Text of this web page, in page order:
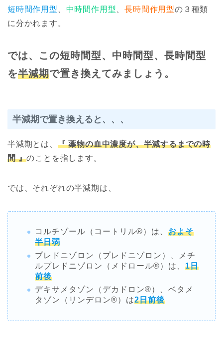
短時間作用型
中時間作用型 、長時間作用型の３種類
に分かれます。
では、この短時間型、中時間型、長時間型
を半減期で置き換えてみましょう。
半減期で置き換えると、、、
半減期とは、 『 薬物の血中濃度が、半減するまでの時
間 』のことを指します。
では、それぞれの半減期は、
コルチゾール（コートリル®︎）は、 およそ
半日弱
プレドニゾロン（プレドニゾロン）、メチ
ルプレドニゾロン（メドロール®︎）は、 1日
前後
デキサメタゾン（デカドロン®︎）、ベタメ
タゾン（リンデロン®︎）は2日前後